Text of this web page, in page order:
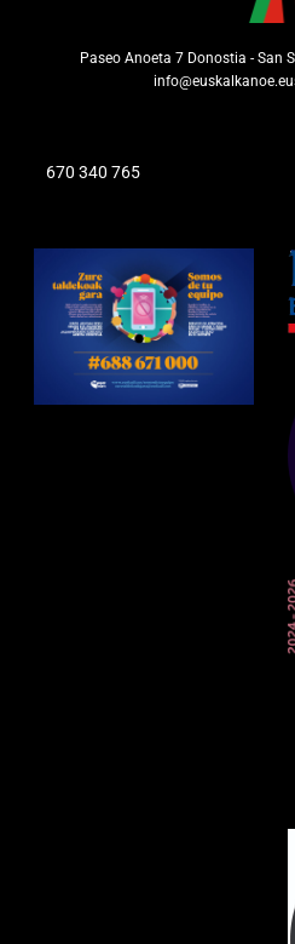
Paseo Anoeta 7 Donostia - San
670 340 765